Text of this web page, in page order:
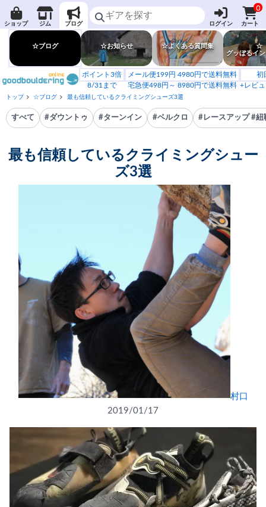
ショップ ジム ブログ ログイン
0
カート
☆ブログ ☆お知らせ ☆よくある質問集
☆
グッぼるイ
ポイント3倍
8/31まで
メール便199円 4980円で送料無料
宅急便498円～ 8980円で送料無料
初
+レビ
トップ ☆ブログ 最も信頼しているクライミングシューズ3選
すべて #ダウントゥ #ターンイン #ベルクロ #レースアップ #紐
最も信頼しているクライミングシュー
ズ3選
村口
2019/01/17